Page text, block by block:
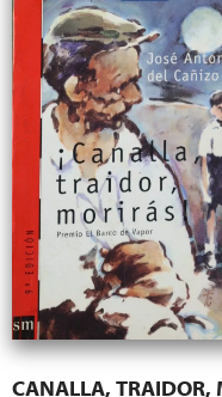
CANALLA, TRAIDOR,